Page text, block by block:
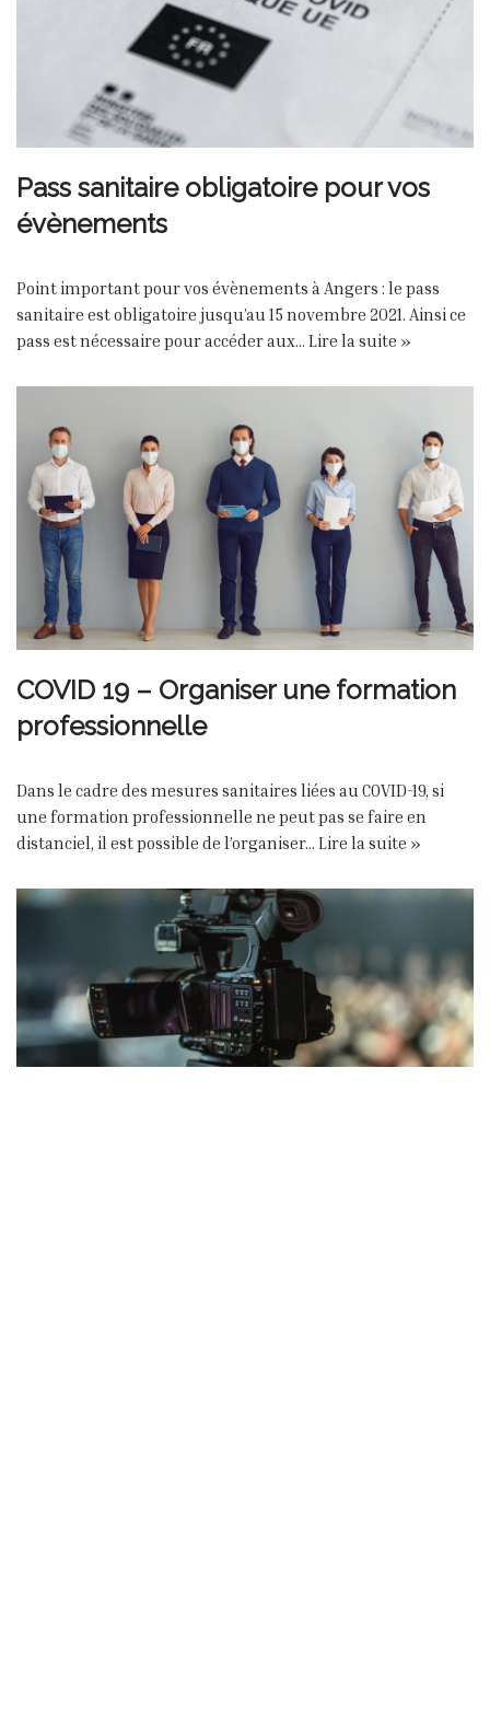
Pass sanitaire obligatoire pour vos
évènements
Point important pour vos évènements à Angers : le pass
sanitaire est obligatoire jusqu’au 15 novembre 2021. Ainsi ce
pass est nécessaire pour accéder aux… Lire la suite »
COVID 19 – Organiser une formation
professionnelle
Dans le cadre des mesures sanitaires liées au COVID-19, si
une formation professionnelle ne peut pas se faire en
distanciel, il est possible de l’organiser… Lire la suite »